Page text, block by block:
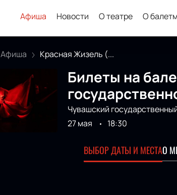
Афиша Новости О театре О
Афиша Красная Жизель (...
Билеты на
Чувашский
27 мая
18:30
ВЫБОР ДАТЫ И МЕСТАО